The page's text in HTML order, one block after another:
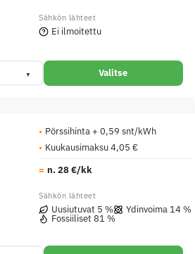
Ei ilmoitettu
Valitse
Pörssihinta + 0,59 snt/kWh
Kuukausimaksu 4,05 €
n. 28 €/kk
Uusiutuvat 5 % Ydinvoima 14 %
Fossiiliset 81 %